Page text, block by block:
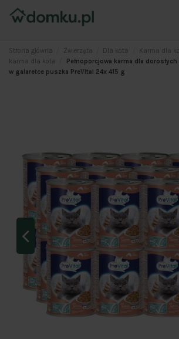
Strona główna Zwierzęta Dla kota Karma dla
karma dla kota
Pełnoporcjowa karma dla
w galaretce puszka PreVital 24x 415 g